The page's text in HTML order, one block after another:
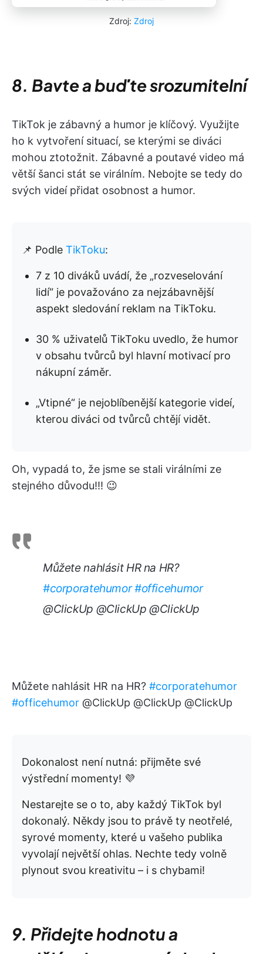
Zdroj: Zdroj
8. Bavte a buďte srozumitelní
TikTok je zábavný a humor je klíčový. Využijte
ho k vytvoření situací, se kterými se diváci
mohou ztotožnit. Zábavné a poutavé video má
větší šanci stát se virálním. Nebojte se tedy do
svých videí přidat osobnost a humor.
📌 Podle TikToku:
7 z 10 diváků uvádí, že „rozveselování
lidí“ je považováno za nejzábavnější
aspekt sledování reklam na TikToku.
30 % uživatelů TikToku uvedlo, že humor
v obsahu tvůrců byl hlavní motivací pro
nákupní záměr.
„Vtipné“ je nejoblíbenější kategorie videí,
kterou diváci od tvůrců chtějí vidět.
Oh, vypadá to, že jsme se stali virálními ze
stejného důvodu!!! 😉
Můžete nahlásit HR na HR?
#corporatehumor #officehumor
@ClickUp @ClickUp @ClickUp
Můžete nahlásit HR na HR? #corporatehumor
#officehumor @ClickUp @ClickUp @ClickUp
Dokonalost není nutná: přijměte své
výstřední momenty! 💜
Nestarejte se o to, aby každý TikTok byl
dokonalý. Někdy jsou to právě ty neotřelé,
syrové momenty, které u vašeho publika
vyvolají největší ohlas. Nechte tedy volně
plynout svou kreativitu – i s chybami!
9. Přidejte hodnotu a